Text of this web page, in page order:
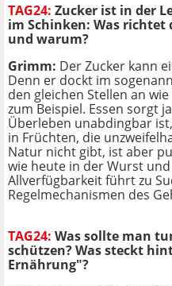
TAG24: Zucker ist in der
im Schinken: Was richtet
und warum?
Grimm: Der Zucker kann
Denn er dockt im
den gleichen Stellen an
zum Beispiel. Essen sorgt
Überleben unabdingbar
in Früchten, die
Natur nicht gibt, ist aber
wie heute in der Wurst
Allverfügbarkeit führt zu
Regelmechanismen des
TAG24: Was sollte man
schützen? Was steckt
Ernährung"?